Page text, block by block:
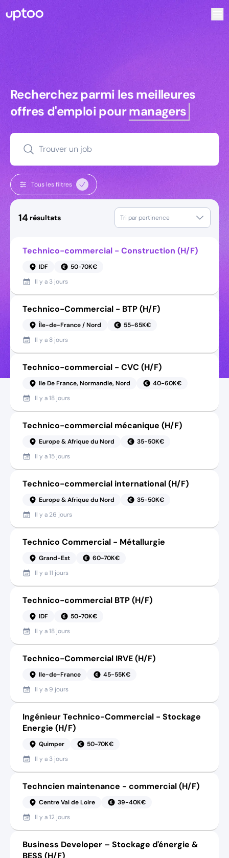
Recherchez parmi les meilleures
Recherchez parmi les meilleures
offres d'emploi pourmanagers
Trouver un job
Tous les filtres
14 résultats Tri par pertinence
Technico-commercial - Construction (H/F)
IDF
50-70K€
Il y a 3 jours
Technico-Commercial - BTP (H/F)
Île-de-France / Nord
55-65K€
Il y a 8 jours
Technico-commercial - CVC (H/F)
Ile De France, Normandie, Nord
40-60K€
Il y a18 jours
Technico-commercial mécanique (H/F)
Europe & Afrique du Nord
35-50K€
Il y a15 jours
Technico-commercial international (H/F)
Europe & Afrique du Nord
35-50K€
Il y a 26 jours
Technico Commercial - Métallurgie
Grand-Est
60-70K€
Il y a11 jours
Technico-commercial BTP (H/F)
IDF
50-70K€
Il y a18 jours
Technico-Commercial IRVE (H/F)
Ile-de-France
45-55K€
Il y a 9 jours
Ingénieur Technico-Commercial - Stockage
Energie (H/F)
Quimper
50-70K€
Il y a 3 jours
Techncien maintenance - commercial (H/F)
Centre Val de Loire
39-40K€
Il y a12 jours
Business Developer – Stockage d'énergie &
BESS (H/F)